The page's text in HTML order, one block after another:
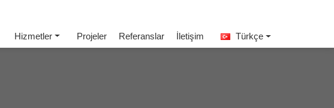
Hizmetler Projeler Referanslar İletişim Türkçe